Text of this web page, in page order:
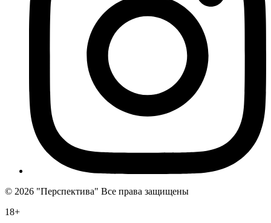
© 2026 "Перспектива" Все права защищены
18+